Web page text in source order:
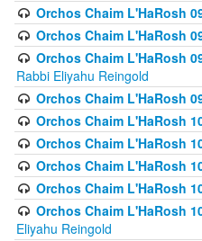
Orchos Chaim L'HaRosh
Orchos Chaim L'HaRosh
Orchos Chaim L'HaRosh
Rabbi Eliyahu Reingold
Orchos Chaim L'HaRosh
Orchos Chaim L'HaRosh
Orchos Chaim L'HaRosh
Orchos Chaim L'HaRosh
Orchos Chaim L'HaRosh
Orchos Chaim L'HaRosh
Eliyahu Reingold